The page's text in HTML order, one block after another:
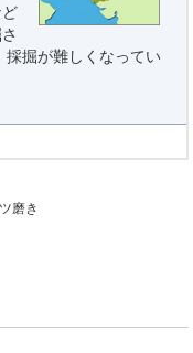
採掘が難しくなってい
磨き